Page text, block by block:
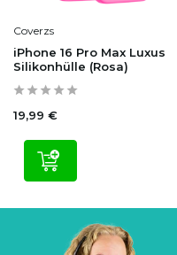
Coverzs
iPhone 16 Pro Max Luxus
Silikonhülle (Rosa)
19,99 €